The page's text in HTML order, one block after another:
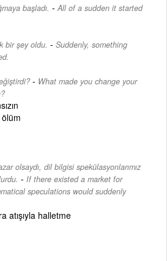
başladı. - All of a sudden it started
bir şey oldu. - Suddenly, something
- What made you change your
olsaydı, dil bilgisi spekülasyonlarımız
- If there existed a market for
speculations would suddenly
atışıyla halletme